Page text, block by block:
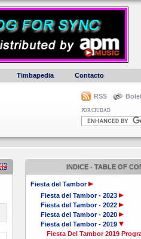
Timbapedia Contacto
RSS
POR CIUDAD
INDICE - TABLE OF
Fiesta del Tambor
Fiesta del Tambor - 2023
Fiesta del Tambor - 2022
Fiesta del Tambor - 2020
Fiesta del Tambor - 2019
Fiesta Del Tambor 2019